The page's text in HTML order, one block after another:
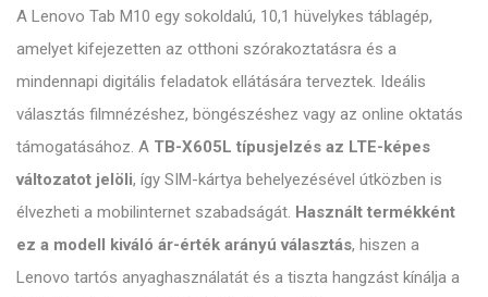
A Lenovo Tab M10 egy sokoldalú, 10,1 hüvelykes táblagép,
amelyet kifejezetten az otthoni szórakoztatásra és a
mindennapi digitális feladatok ellátására terveztek. Ideális
választás filmnézéshez, böngészéshez vagy az online oktatás
támogatásához. A TB-X605L típusjelzés az LTE-képes
változatot jelöli, így SIM-kártya behelyezésével útközben is
élvezheti a mobilinternet szabadságát. Használt termékként
ez a modell kiváló ár-érték arányú választás, hiszen a
Lenovo tartós anyaghasználatát és a tiszta hangzást kínálja a